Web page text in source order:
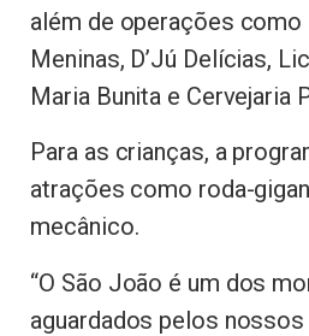
além de operações como
Meninas, D’Jú Delícias,
Maria Bunita e Cervejaria
Para as crianças, a
atrações como roda-
mecânico.
“O São João é um dos
aguardados pelos